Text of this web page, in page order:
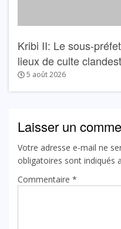
Kribi II: Le sous-
lieux de culte
5 août 2026
Laisser un
Votre adresse e-mail ne
obligatoires sont indiqués
Commentaire *